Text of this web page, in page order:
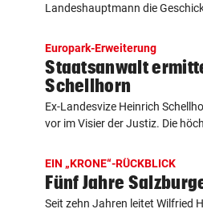
Landeshauptmann die
Europark-Erweiterung
Staatsanwalt
Schellhorn
Ex-Landesvize Heinrich
vor im Visier der Justiz. Die
EIN „KRONE“-RÜCKBLICK
Fünf Jahre
Seit zehn Jahren leitet Wilfried